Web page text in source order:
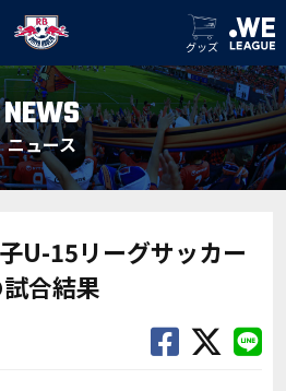
グッズ
NEWS
ニュース
U-15リーグサッカー
合結果